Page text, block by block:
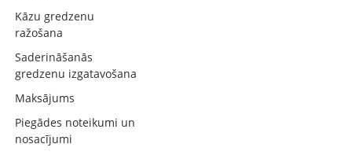
Kāzu gredzenu
ražošana
Saderināšanās
gredzenu izgatavošana
Maksājums
Piegādes noteikumi un
nosacījumi